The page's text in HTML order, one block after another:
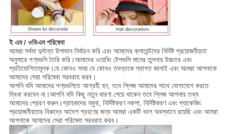
ই এম / ওডিএম পরিষেবা
আমরা সর্বদা দুর্দান্ত উপাদান নির্বাচন করি এবং আমাদের ক্লায়েন্টদের নির্দিষ্ট প্রয়োজনীয়তা
অনুসারে পণ্যগুলি তৈরি করি।আমাদের ওয়েবিং টেপগুলি মানের তুলনায় উচ্চতর এবং
প্রতিযোগিতামূলক।যে কোনও সময় যে কোনও তদন্তকে স্বাগত জানাই এবং আমরা আপনাকে
আমাদের সেরা পরিষেবা সরবরাহ করব।
আপনি যদি আমাদের পণ্যগুলিতে আগ্রহী হন, তবে প্লিজ আমাদের সাথে যোগাযোগ করতে
দ্বিধা করবেন না।আপনি যদি কিছু নতুন ধারণা পেয়ে থাকেন তবে প্লিজ আপনার তথ্য
আমাদের প্রেরণ করুন।গ্রাহকদের নমুনা, নির্দিষ্টকরণ নকশা, নির্দিষ্টকরণ এবং প্যাকেজিং
প্রয়োজনীয়তার বিরুদ্ধে আদেশ গ্রহণের জন্য আমরা একটি ভাল অবস্থানে রয়েছি এবং আমরা
আপনাকে আমাদের সেরা পরিষেবা সরবরাহ করব।